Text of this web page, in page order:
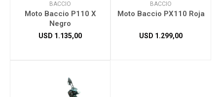
BACCIO
Moto Baccio P110 X
Negro
USD 1.135,00
BACCIO
Moto Baccio PX110 Roja
USD 1.299,00